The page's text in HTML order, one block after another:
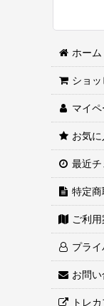
ホーム
ショ
マイペ
お気に
最近
特定
ご利
プラ
お問
トレ